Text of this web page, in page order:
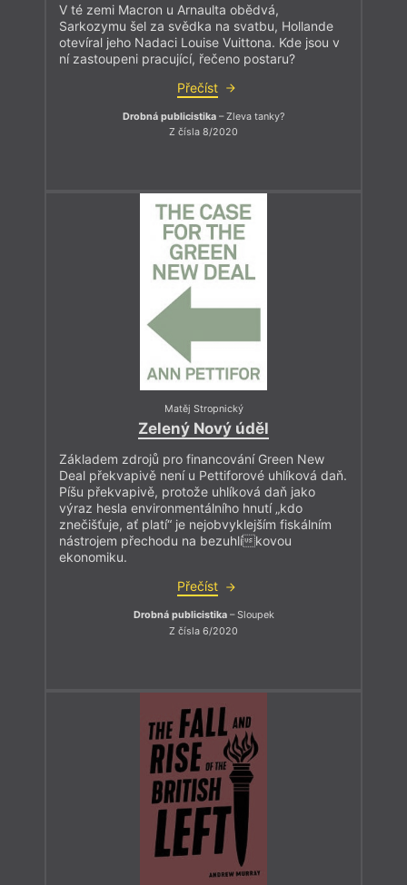
V té zemi Macron u Arnaulta obědvá,
Sarkozymu šel za svědka na svatbu, Hollande
otevíral jeho Nadaci Louise Vuittona. Kde jsou v
ní zastoupeni pracující, řečeno postaru?
Přečíst
Drobná publicistika – Zleva tanky?
Z čísla 8/2020
Matěj Stropnický
Zelený Nový úděl
Základem zdrojů pro financování Green New
Deal překvapivě není u Pettiforové uhlíková daň.
Píšu překvapivě, protože uhlíková daň jako
výraz hesla environmentálního hnutí „kdo
znečišťuje, ať platí“ je nejobvyklejším fiskálním
nástrojem přechodu na bezuhlíkovou
ekonomiku.
Přečíst
Drobná publicistika– Sloupek
Z čísla 6/2020